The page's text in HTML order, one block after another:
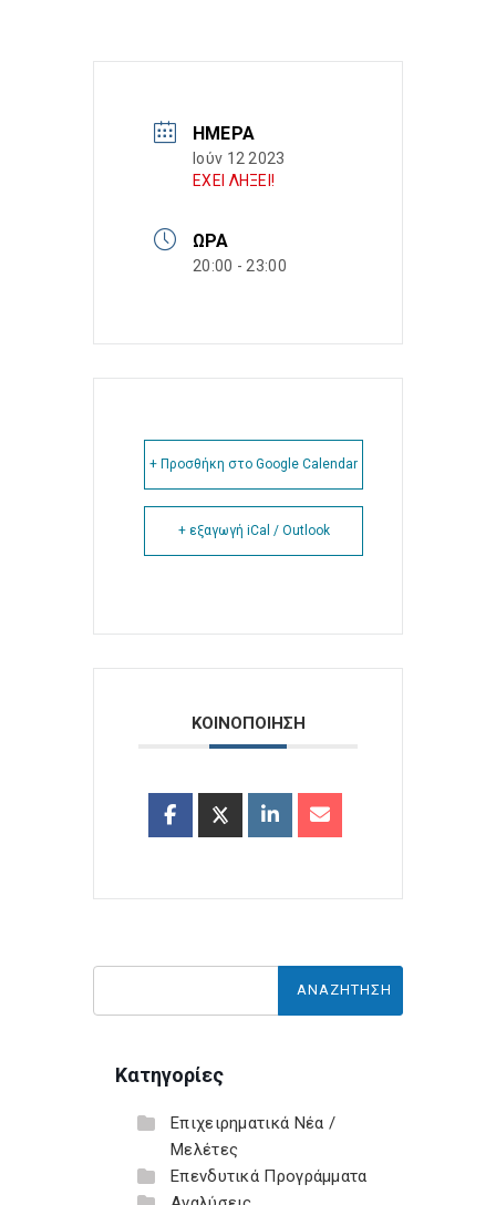
ΗΜΈΡΑ
Ιούν 12 2023
ΕΧΕΙ ΛΗΞΕΙ!
ΏΡΑ
20:00 - 23:00
+ Προσθήκη στο Google Calendar
+ εξαγωγή iCal / Outlook
ΚΟΙΝΟΠΟΙΗΣΗ
Κατηγορίες
Επιχειρηματικά Νέα /
Μελέτες
Επενδυτικά Προγράμματα